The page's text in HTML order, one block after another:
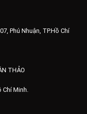
Phú Nhuận, TP.Hồ Chí
THẢO
Chí Minh.